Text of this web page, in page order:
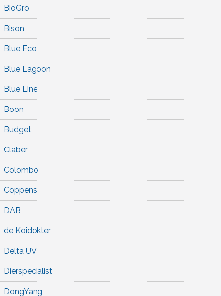
BioGro
Bison
Blue Eco
Blue Lagoon
Blue Line
Boon
Budget
Claber
Colombo
Coppens
DAB
de Koidokter
Delta UV
Dierspecialist
DongYang